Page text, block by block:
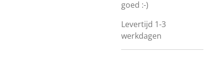
goed :-)
Levertijd 1-3
werkdagen